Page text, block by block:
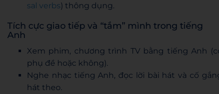
sal verbs) thông dụng.
Tích cực giao tiếp và “tắm” mình trong tiếng
Anh
Xem phim, chương trình TV bằng tiếng Anh
phụ đề hoặc không).
Nghe nhạc tiếng Anh, đọc lời bài hát và cố
hát theo.